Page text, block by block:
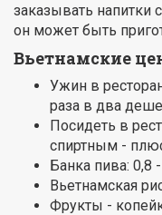
заказывать напитки
он может быть
Вьетнамские
Ужин в
раза в два
Посидеть в
спиртным -
Банка пива: 0,8 -
Вьетнамская
Фрукты -